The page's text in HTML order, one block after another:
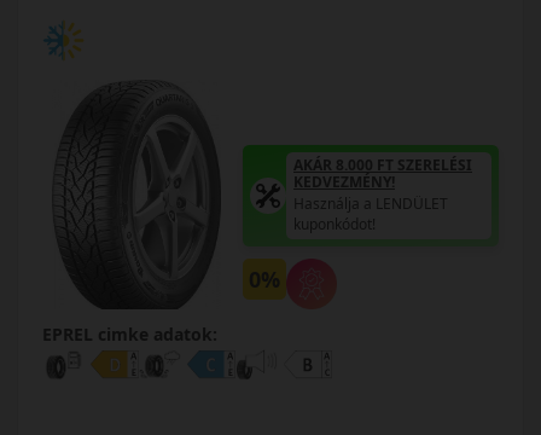
AKÁR 8.000 FT SZERELÉSI
KEDVEZMÉNY!
Használja a LENDÜLET
kuponkódot!
0%
EPREL cimke adatok: